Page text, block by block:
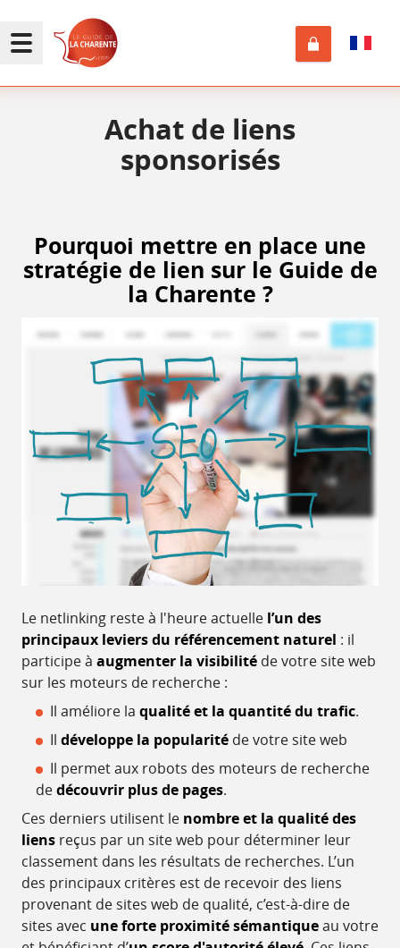
Achat de liens
sponsorisés
Pourquoi mettre en place une
stratégie de lien sur le Guide de
la Charente ?
Le netlinking reste à l'heure actuelle l’un des
principaux leviers du référencement naturel : il
participe à augmenter la visibilité de votre site web
sur les moteurs de recherche :
Il améliore la qualité et la quantité du trafic.
Il développe la popularité de votre site web
Il permet aux robots des moteurs de recherche
dedécouvrir plus de pages.
Ces derniers utilisent le nombre et la qualité des
liens reçus par un site web pour déterminer leur
classement dans les résultats de recherches. L’un
des principaux critères est de recevoir des liens
provenant de sites web de qualité, c’est-à-dire de
sites avec une forte proximité sémantiqueau votre